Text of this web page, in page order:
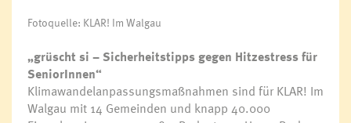
Fotoquelle: KLAR! Im Walgau
„grüscht si – Sicherheitstipps gegen Hitzestress für
SeniorInnen“
Klimawandelanpassungsmaßnahmen sind für KLAR! Im
Walgau mit 14 Gemeinden und knapp 40.000